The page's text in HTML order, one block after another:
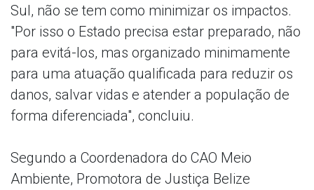
Sul, não se tem como minimizar os impactos.
"Por isso o Estado precisa estar preparado, não
para evitá-los, mas organizado minimamente
para uma atuação qualificada para reduzir os
danos, salvar vidas e atender a população de
forma diferenciada", concluiu.
Segundo a Coordenadora do CAO Meio
Ambiente, Promotora de Justiça Belize